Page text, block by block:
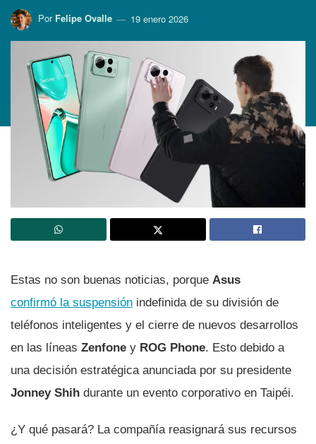
Por Felipe Ovalle 19 enero 2026
Estas no son buenas noticias, porque Asus
confirmó la suspensión indefinida de su división de
teléfonos inteligentes y el cierre de nuevos desarrollos
en las líneas Zenfone y ROG Phone. Esto debido a
una decisión estratégica anunciada por su presidente
Jonney Shih durante un evento corporativo en Taipéi.
¿Y qué pasará? La compañía reasignará sus recursos